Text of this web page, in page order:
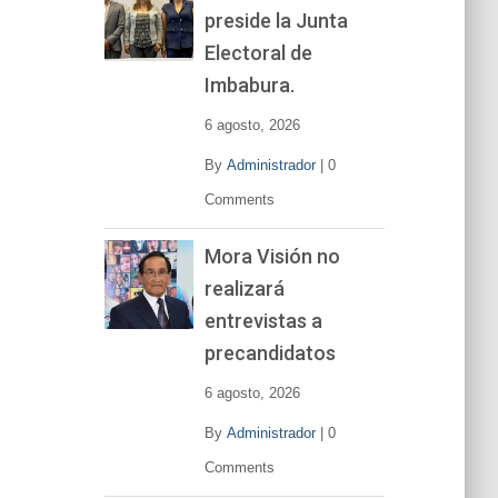
preside la Junta
Electoral de
Imbabura.
6 agosto, 2026
By Administrador| 0
Comments
Mora Visión no
realizará
entrevistas a
precandidatos
6 agosto, 2026
By Administrador| 0
Comments